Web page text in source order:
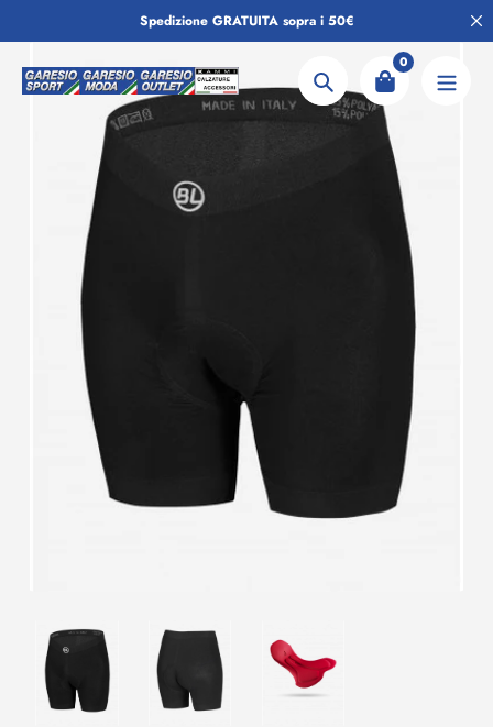
al
contenuto
Spedizione GRATUITA sopra i 50€
Ricerca
0